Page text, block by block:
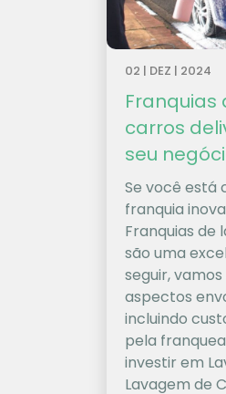
02 | DEZ | 2024
carros
seu
Se você está
franquia
Franquias de
são uma
seguir,
aspectos
incluindo
pela
investir em
Lavagem de